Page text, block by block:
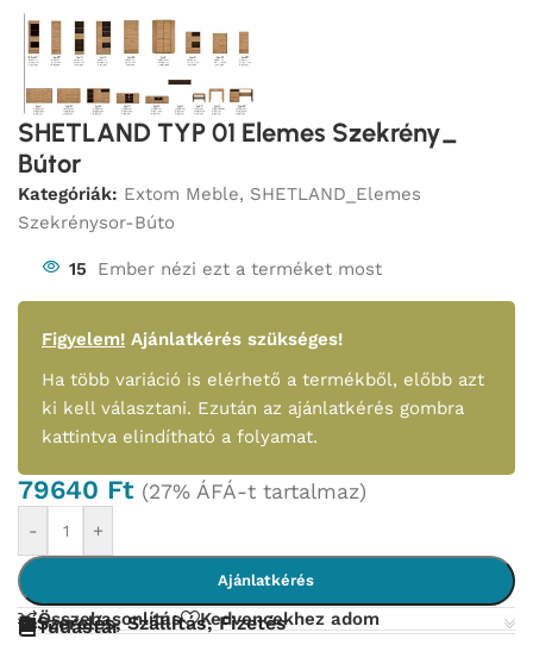
SHETLAND TYP 01 Elemes Szekrény_
Bútor
Kategóriák: Extom Meble, SHETLAND_Elemes
Szekrénysor-Búto
15 Ember nézi ezt a terméket most
Figyelem! Ajánlatkérés szükséges!
Ha több variáció is elérhető a termékből, előbb azt
ki kell választani. Ezután az ajánlatkérés gombra
kattintva elindítható a folyamat.
79640 Ft (27% ÁFÁ-t tartalmaz)
- +
Ajánlatkérés
Összehasonlítás Kedvencekhez adom
Szerelés, Szállítás, Fizetés
Tudástár